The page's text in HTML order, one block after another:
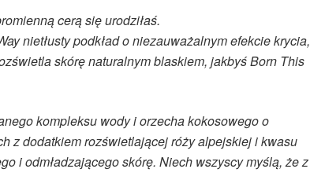
cerą się urodziłaś.
nietłusty podkład o niezauważalnym efekcie krycia,
skórę naturalnym blaskiem, jakbyś Born This
kompleksu wody i orzecha kokosowego o
z dodatkiem rozświetlającej róży alpejskiej i kwasu
i odmładzającego skórę. Niech wszyscy myślą, że z